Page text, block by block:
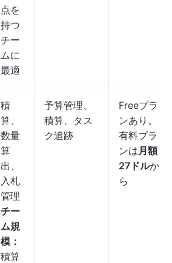
点を
持つ
チー
ムに
最適
積
算、
数量
算
出、
入札
管理
チー
ム規
模：
積算
予算管理、
積算、タス
ク追跡
Freeプラ
ンあり。
有料プラ
ンは月額
27ドルか
ら